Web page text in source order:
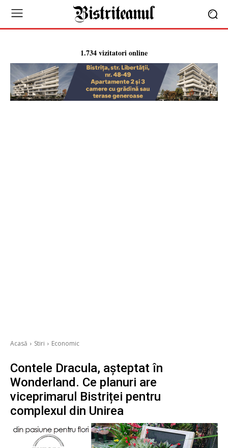
1.734 vizitatori online
Acasă Stiri Economic
Contele Dracula, așteptat în
Wonderland. Ce planuri are
viceprimarul Bistriței pentru
complexul din Unirea